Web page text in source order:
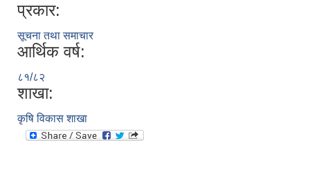
प्रकार:
सूचना तथा समाचार
आर्थिक वर्ष:
८१/८२
शाखा:
कृषि विकास शाखा